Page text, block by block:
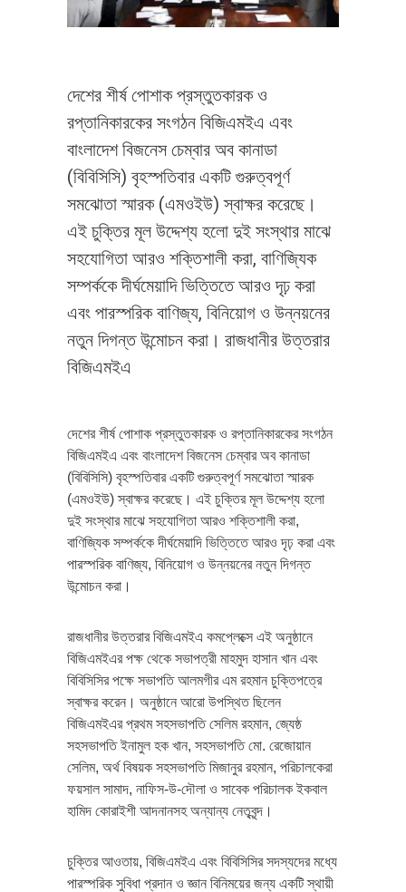
দেশের শীর্ষ পোশাক প্রস্তুতকারক ও
রপ্তানিকারকের সংগঠন বিজিএমইএ এবং
বাংলাদেশ বিজনেস চেম্বার অব কানাডা
(বিবিসিসি) বৃহস্পতিবার একটি গুরুত্বপূর্ণ
সমঝোতা স্মারক (এমওইউ) স্বাক্ষর করেছে।
এই চুক্তির মূল উদ্দেশ্য হলো দুই সংস্থার মাঝে
সহযোগিতা আরও শক্তিশালী করা, বাণিজ্যিক
সম্পর্ককে দীর্ঘমেয়াদি ভিত্তিতে আরও দৃঢ় করা
এবং পারস্পরিক বাণিজ্য, বিনিয়োগ ও উন্নয়নের
নতুন দিগন্ত উন্মোচন করা। রাজধানীর উত্তরার
বিজিএমইএ
দেশের শীর্ষ পোশাক প্রস্তুতকারক ও রপ্তানিকারকের সংগঠন
বিজিএমইএ এবং বাংলাদেশ বিজনেস চেম্বার অব কানাডা
(বিবিসিসি) বৃহস্পতিবার একটি গুরুত্বপূর্ণ সমঝোতা স্মারক
(এমওইউ) স্বাক্ষর করেছে। এই চুক্তির মূল উদ্দেশ্য হলো
দুই সংস্থার মাঝে সহযোগিতা আরও শক্তিশালী করা,
বাণিজ্যিক সম্পর্ককে দীর্ঘমেয়াদি ভিত্তিতে আরও দৃঢ় করা এবং
পারস্পরিক বাণিজ্য, বিনিয়োগ ও উন্নয়নের নতুন দিগন্ত
উন্মোচন করা।
রাজধানীর উত্তরার বিজিএমইএ কমপ্লেক্সে এই অনুষ্ঠানে
বিজিএমইএর পক্ষ থেকে সভাপত্রী মাহমুদ হাসান খান এবং
বিবিসিসির পক্ষে সভাপতি আলমগীর এম রহমান চুক্তিপত্রে
স্বাক্ষর করেন। অনুষ্ঠানে আরো উপস্থিত ছিলেন
বিজিএমইএর প্রথম সহসভাপতি সেলিম রহমান, জ্যেষ্ঠ
সহসভাপতি ইনামুল হক খান, সহসভাপতি মো. রেজোয়ান
সেলিম, অর্থ বিষয়ক সহসভাপতি মিজানুর রহমান, পরিচালকেরা
ফয়সাল সামাদ, নাফিস-উ-দৌলা ও সাবেক পরিচালক ইকবাল
হামিদ কোরাইশী আদনানসহ অন্যান্য নেতৃবৃন্দ।
চুক্তির আওতায়, বিজিএমইএ এবং বিবিসিসির সদস্যদের মধ্যে
পারস্পরিক সুবিধা প্রদান ও জ্ঞান বিনিময়ের জন্য একটি স্থায়ী